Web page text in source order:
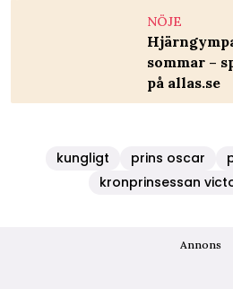
NÖJE
sommar –
på allas.se
kungligt prins oscar
kronprinsessan
Annons